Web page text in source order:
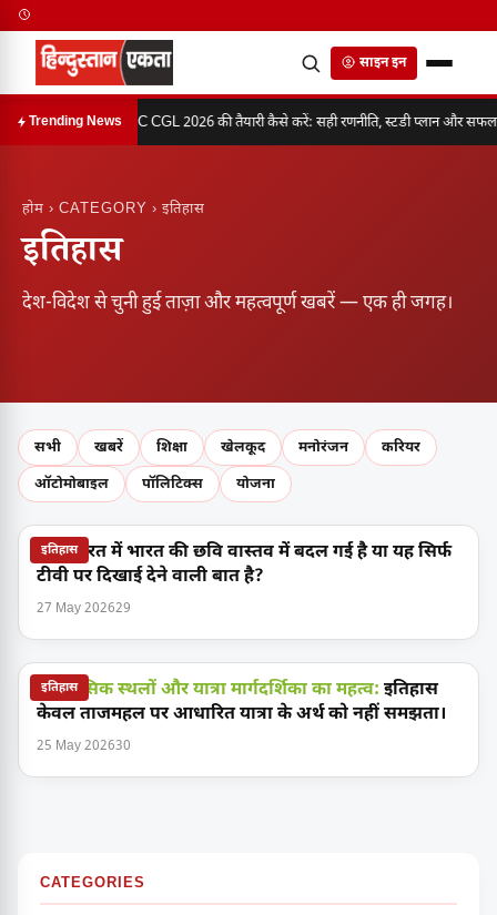
साइन इन
Trending NewsSSC CGL 2026 की तैयारी कैसे करें: सही रणनीति, स्टडी प्लान और
होम › CATEGORY › इतिहास
इतिहास
देश-विदेश से चुनी हुई ताज़ा और महत्वपूर्ण खबरें — एक ही जगह।
सभी खबरें शिक्षा खेलकूद मनोरंजन
करियर
ऑटोमोबाइल
पॉलिटिक्स योजना
इतिहास
क्या भारत में भारत की छवि वास्तव में बदल गई है या यह सिर्फ
टीवी पर दिखाई देने वाली बात है?
27 May 202629
इतिहास
ऐतिहासिक स्थलों और यात्रा मार्गदर्शिका का महत्व: इतिहास
केवल ताजमहल पर आधारित यात्रा के अर्थ को नहीं समझता।
25 May 202630
CATEGORIES